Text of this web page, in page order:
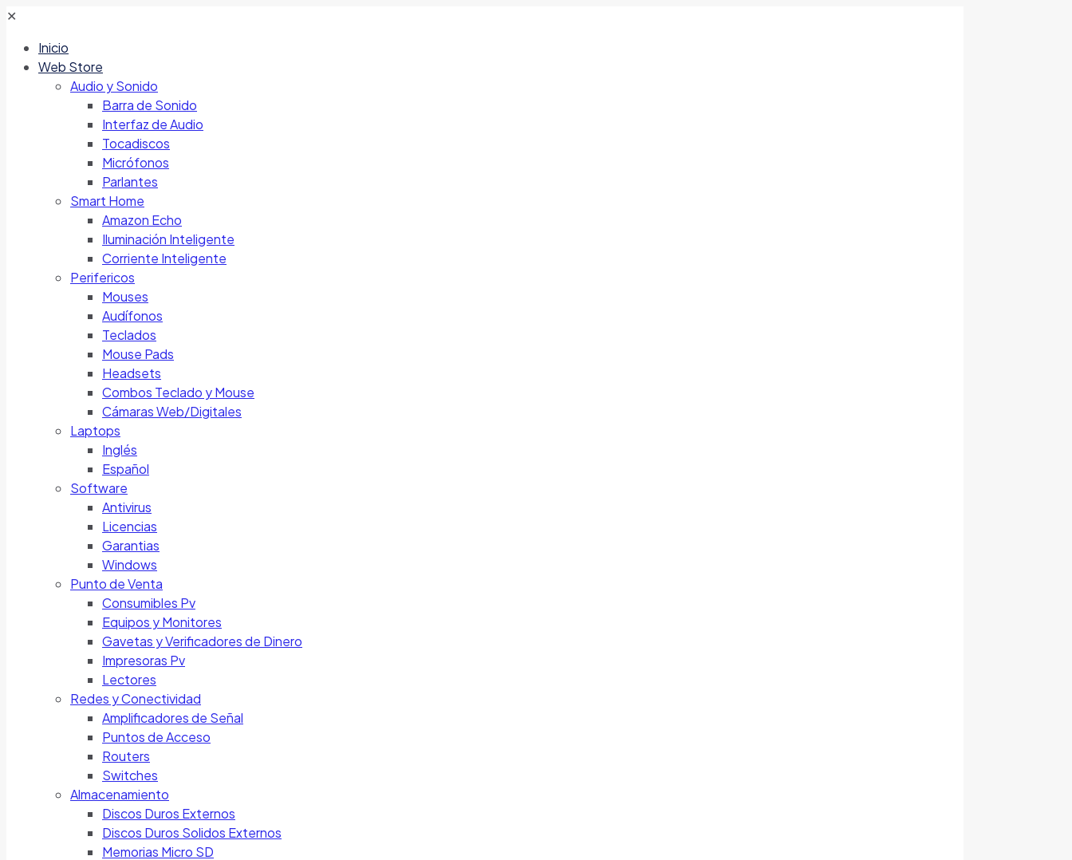
✕
Inicio
Web Store
Audio y Sonido
Barra de Sonido
Interfaz de Audio
Tocadiscos
Micrófonos
Parlantes
Smart Home
Amazon Echo
Iluminación Inteligente
Corriente Inteligente
Perifericos
Mouses
Audífonos
Teclados
Mouse Pads
Headsets
Combos Teclado y Mouse
Cámaras Web/Digitales
Laptops
Inglés
Español
Software
Antivirus
Licencias
Garantias
Windows
Punto de Venta
Consumibles Pv
Equipos y Monitores
Gavetas y Verificadores de Dinero
Impresoras Pv
Lectores
Redes y Conectividad
Amplificadores de Señal
Puntos de Acceso
Routers
Switches
Almacenamiento
Discos Duros Externos
Discos Duros Solidos Externos
Memorias Micro SD